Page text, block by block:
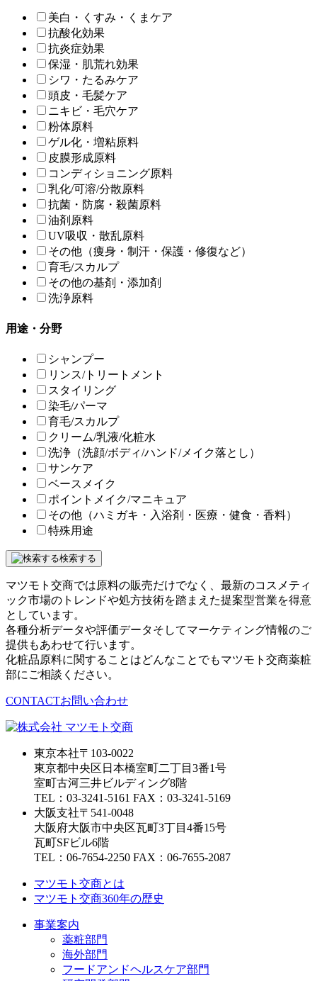
美白・くすみ・くまケア
抗酸化効果
抗炎症効果
保湿・肌荒れ効果
シワ・たるみケア
頭皮・毛髪ケア
ニキビ・毛穴ケア
粉体原料
ゲル化・増粘原料
皮膜形成原料
コンディショニング原料
乳化/可溶/分散原料
抗菌・防腐・殺菌原料
油剤原料
UV吸収・散乱原料
その他（痩身・制汗・保護・修復など）
育毛/スカルプ
その他の基剤・添加剤
洗浄原料
用途・分野
シャンプー
リンス/トリートメント
スタイリング
染毛/パーマ
育毛/スカルプ
クリーム/乳液/化粧水
洗浄（洗顔/ボディ/ハンド/メイク落とし）
サンケア
ベースメイク
ポイントメイク/マニキュア
その他（ハミガキ・入浴剤・医療・健食・香料）
特殊用途
検索する
マツモト交商では原料の販売だけでなく、最新のコスメティ
ック市場のトレンドや処方技術を踏まえた提案型営業を得意
としています。
各種分析データや評価データそしてマーケティング情報のご
提供もあわせて行います。
化粧品原料に関することはどんなことでもマツモト交商薬粧
部にご相談ください。
CONTACTお問い合わせ
東京本社〒103-0022
東京都中央区日本橋室町二丁目3番1号
室町古河三井ビルディング8階
TEL：03-3241-5161 FAX：03-3241-5169
大阪支社〒541-0048
大阪府大阪市中央区瓦町3丁目4番15号
瓦町SFビル6階
TEL：06-7654-2250 FAX：06-7655-2087
マツモト交商とは
マツモト交商360年の歴史
事業案内
薬粧部門
海外部門
フードアンドヘルスケア部門